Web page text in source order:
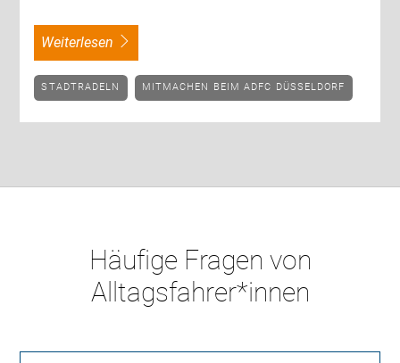
weiterlesen
STADTRADELN MITMACHEN BEIM ADFC DÜSSELDORF
Häufige Fragen von
Alltagsfahrer*innen